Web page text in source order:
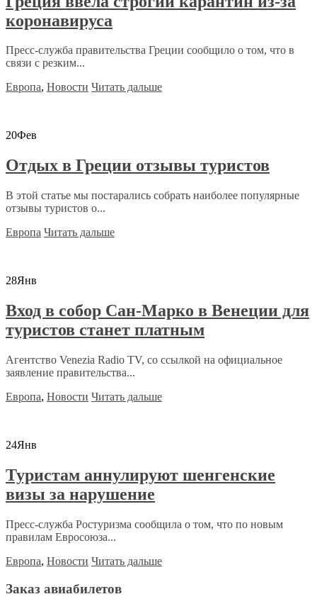
коронавируса
Пресс-служба правительства Греции сообщило о том, что в
связи с резким...
Европа, Новости Читать дальше
20Фев
Отдых в Греции отзывы туристов
В этой статье мы постарались собрать наиболее популярные
отзывы туристов о...
Европа Читать дальше
28Янв
Вход в собор Сан-Марко в Венеции для
туристов станет платным
Агентство Venezia Radio TV, со ссылкой на официальное
заявление правительства...
Европа, Новости Читать дальше
24Янв
Туристам аннулируют шенгенские
визы за нарушение
Пресс-служба Ростуризма сообщила о том, что по новым
правилам Евросоюза...
Европа, Новости Читать дальше
Заказ авиабилетов